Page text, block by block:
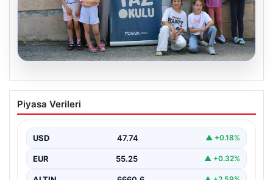
TÜGVA’dan çocuklar için meydan
şenlikleri
Piyasa Verileri
USD 47.74 ▲ +0.18%
EUR 55.25 ▲ +0.32%